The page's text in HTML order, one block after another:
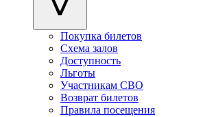
Покупка билетов
Схема залов
Доступность
Льготы
Участникам СВО
Возврат билетов
Правила посещения